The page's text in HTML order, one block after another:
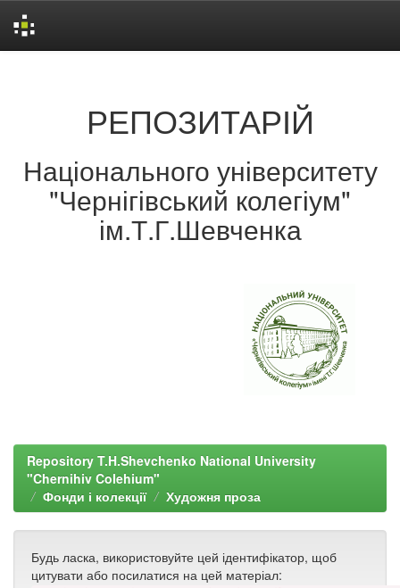
РЕПОЗИТАРІЙ
Національного університету
"Чернігівський колегіум"
ім.Т.Г.Шевченка
Repository T.H.Shevchenko National University
"Chernihiv Colehium"
Фонди і колекції
Художня проза
Будь ласка, використовуйте цей ідентифікатор, щоб
цитувати або посилатися на цей матеріал: